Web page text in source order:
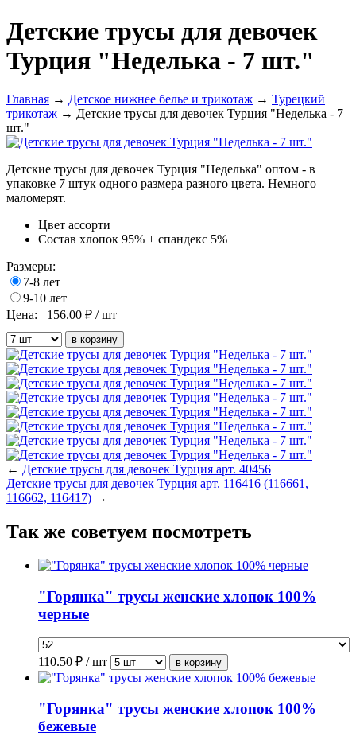
Детские трусы для девочек
Турция "Неделька - 7 шт."
Главная → Детское нижнее белье и трикотаж → Турецкий
трикотаж → Детские трусы для девочек Турция "Неделька - 7
шт."
Детские трусы для девочек Турция "Неделька" оптом - в
упаковке 7 штук одного размера разного цвета. Немного
маломерят.
Цвет ассорти
Состав хлопок 95% + спандекс 5%
Размеры:
7-8 лет
9-10 лет
Цена:
156.00 ₽ / шт
← Детские трусы для девочек Турция арт. 40456
Детские трусы для девочек Турция арт. 116416 (116661,
116662, 116417) →
Так же советуем посмотреть
"Горянка" трусы женские хлопок 100%
черные
110.50 ₽ / шт
"Горянка" трусы женские хлопок 100%
бежевые